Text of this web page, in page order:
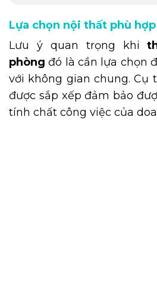
Lựa chọn nội thất phù hợp
Lưu ý quan trọng khi
phòng đó là cần lựa chọn
với không gian chung. Cụ
được sắp xếp đảm bảo
tính chất công việc của